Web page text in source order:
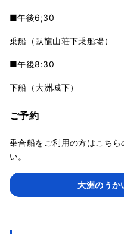
■午後6;30
乗船（臥龍山荘下乗船場）
■午後8:30
下船（大洲城下）
ご予約
乗合船をご利用の方はこち
い。
大洲のう